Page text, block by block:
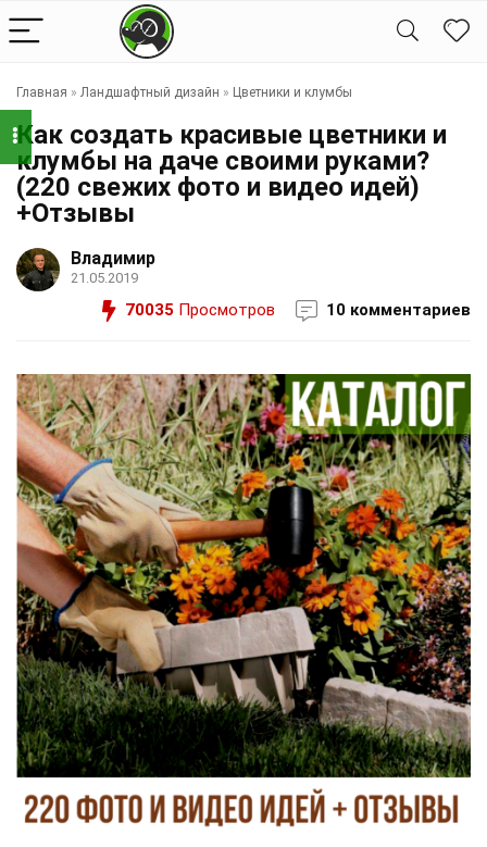
Главная » Ландшафтный дизайн » Цветники и клумбы
Как создать красивые цветники и
клумбы на даче своими руками?
(220 свежих фото и видео идей)
+Отзывы
Владимир
21.05.2019
70035 Просмотров 10 комментариев